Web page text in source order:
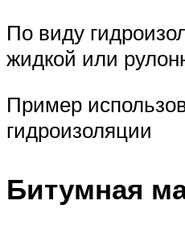
По виду
жидкой или
Пример
гидроизоляции
Битумная